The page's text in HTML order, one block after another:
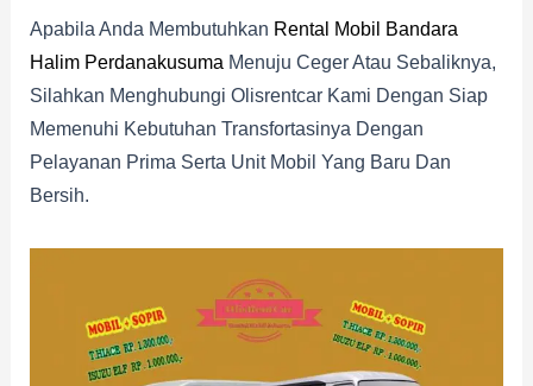
Apabila Anda Membutuhkan Rental Mobil Bandara
Halim PerdanakusumaMenuju Ceger Atau Sebaliknya,
Silahkan Menghubungi Olisrentcar Kami Dengan Siap
Memenuhi Kebutuhan Transfortasinya Dengan
Pelayanan Prima Serta Unit Mobil Yang Baru Dan
Bersih.